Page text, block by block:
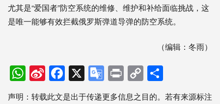
尤其是“爱国者”防空系统的维修、维护和补给面临挑战，这
是唯一能够有效拦截俄罗斯弹道导弹的防空系统。
（编辑：冬雨）
WhatsApp
Sina
Weibo
Facebook
X Google
Translate
PrintCopy
Link享
声明：转载此文是出于传递更多信息之目的。若有来源标注